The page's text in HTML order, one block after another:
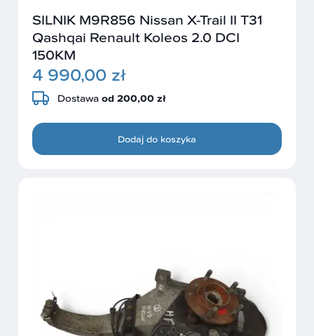
SILNIK M9R856 Nissan X-Trail II T31
Qashqai Renault Koleos 2.0 DCI
150KM
4 990,00 zł
Dostawa od 200,00 zł
Dodaj do koszyka